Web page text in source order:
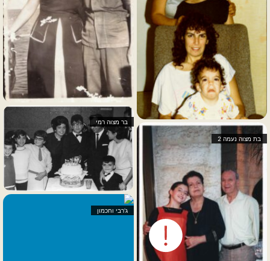
בת מצוה נעמה 2
בר מצוה רמי
ג'רבי וחכמון